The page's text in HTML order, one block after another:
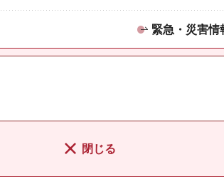
緊急・災害情
閉じる